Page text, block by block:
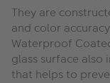
They are
and color
Waterproof
glass surface
that helps to